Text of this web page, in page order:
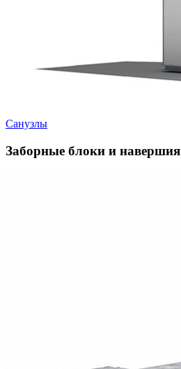
Санузлы
Заборные блоки и навершия